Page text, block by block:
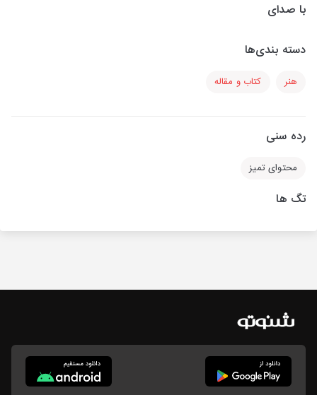
با صدای
دسته بندی‌ها
هنر کتاب و مقاله
رده سنی
محتوای تمیز
تگ ها